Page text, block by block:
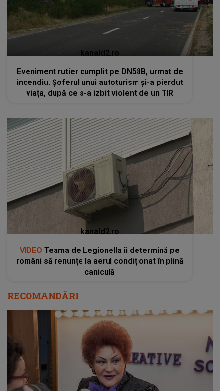
kanald2.ro
Eveniment rutier cumplit pe DN58B, urmat de
incendiu. Șoferul unui autoturism și-a pierdut
viața, după ce s-a izbit violent de un TIR
kanald2.ro
VIDEO Teama de Legionella îi determină pe
români să renunțe la aerul condiționat în plină
caniculă
RECOMANDĂRI